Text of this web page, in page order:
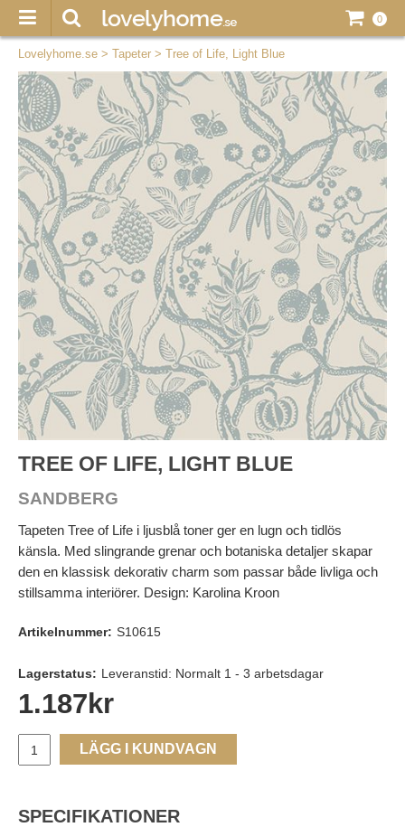
0
Lovelyhome.se > Tapeter > Tree of Life, Light Blue
TREE OF LIFE, LIGHT BLUE
SANDBERG
Tapeten Tree of Life i ljusblå toner ger en lugn och tidlös
känsla. Med slingrande grenar och botaniska detaljer skapar
den en klassisk dekorativ charm som passar både livliga och
stillsamma interiörer. Design: Karolina Kroon
Artikelnummer: S10615
Lagerstatus: Leveranstid: Normalt 1 - 3 arbetsdagar
1.187 kr
LÄGG I KUNDVAGN
SPECIFIKATIONER